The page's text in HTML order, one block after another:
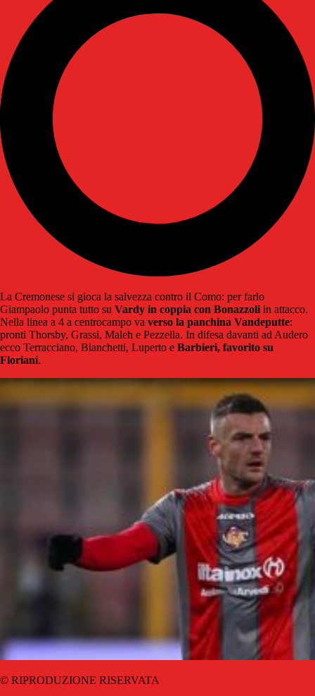
La Cremonese si gioca la salvezza contro il Como: per farlo
Giampaolo punta tutto su Vardy in coppia con Bonazzoli in attacco.
Nella linea a 4 a centrocampo va verso la panchina Vandeputte:
pronti Thorsby, Grassi, Maleh e Pezzella. In difesa davanti ad Audero
ecco Terracciano, Bianchetti, Luperto e Barbieri, favorito su
Floriani.
© RIPRODUZIONE RISERVATA